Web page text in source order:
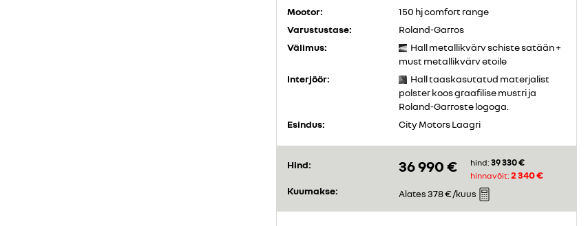
Mootor:
150 hj comfort range
Varustustase:
Roland-Garros
Välimus:
Hall metallikvärv schiste satään +
must metallikvärv etoile
Interjöör:
Hall taaskasutatud materjalist
polster koos graafilise mustri ja
Roland-Garroste logoga.
Esindus:
City Motors Laagri
Hind: 36 990 € hind: 39 330 €
hinnavõit: 2 340 €
Kuumakse:
Alates378 €/kuus